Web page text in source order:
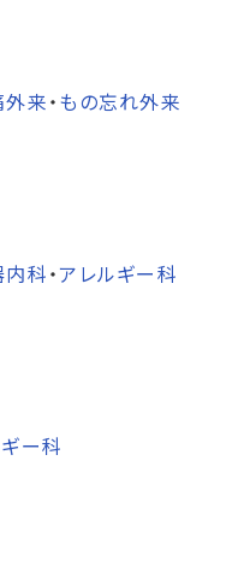
来・もの忘れ外来
内科・アレルギー科
ー科